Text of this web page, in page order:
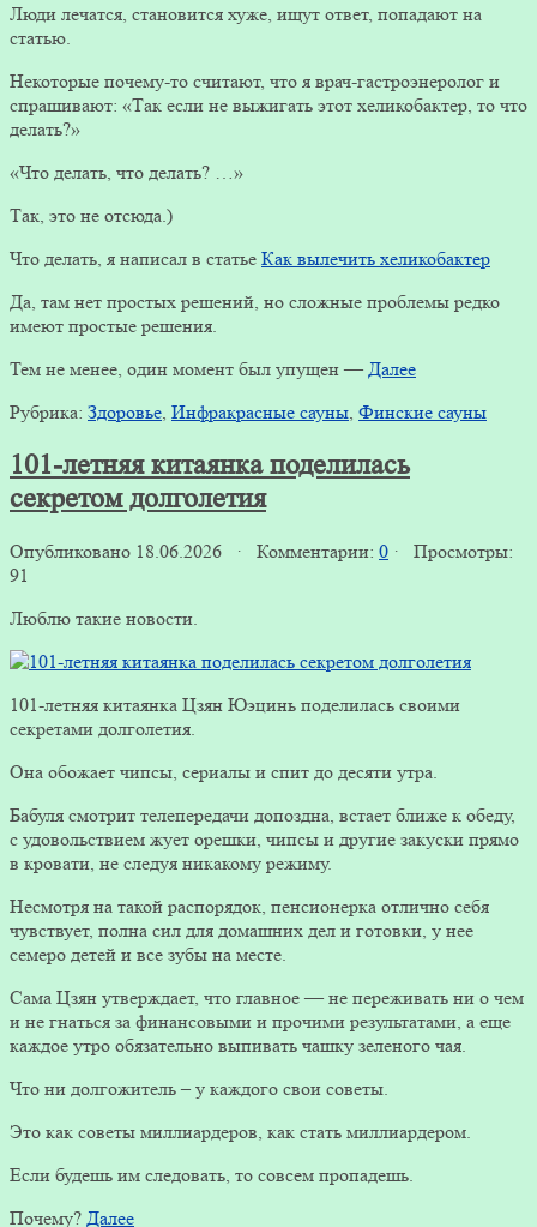
Люди лечатся, становится хуже, ищут ответ, попадают на
статью.
Некоторые почему-то считают, что я врач-гастроэнеролог и
спрашивают: «Так если не выжигать этот хеликобактер, то что
делать?»
«Что делать, что делать? …»
Так, это не отсюда.)
Что делать, я написал в статье Как вылечить хеликобактер
Да, там нет простых решений, но сложные проблемы редко
имеют простые решения.
Тем не менее, один момент был упущен — Далее
Рубрика: Здоровье Инфракрасные сауны Финские сауны
101-летняя китаянка поделилась
секретом долголетия
Опубликовано 18.06.2026 · Комментарии: 0 · Просмотры:
91
Люблю такие новости.
101-летняя китаянка Цзян Юэцинь поделилась своими
секретами долголетия.
Она обожает чипсы, сериалы и спит до десяти утра.
Бабуля смотрит телепередачи допоздна, встает ближе к обеду,
с удовольствием жует орешки, чипсы и другие закуски прямо
в кровати, не следуя никакому режиму.
Несмотря на такой распорядок, пенсионерка отлично себя
чувствует, полна сил для домашних дел и готовки, у нее
семеро детей и все зубы на месте.
Сама Цзян утверждает, что главное — не переживать ни о чем
и не гнаться за финансовыми и прочими результатами, а еще
каждое утро обязательно выпивать чашку зеленого чая.
Что ни долгожитель – у каждого свои советы.
Это как советы миллиардеров, как стать миллиардером.
Если будешь им следовать, то совсем пропадешь.
Почему? Далее